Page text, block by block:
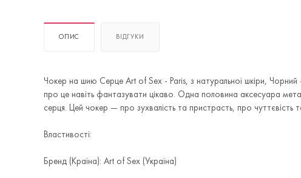
ОПИС ВІДГУКИ
Чокер на шию Серце Art of Sex - Paris, з натуральної шкіри,
про це навіть фантазувати цікаво. Одна половина аксесуара
серця. Цей чокер — про зухвалість та пристрасть, про чуттєвість
Властивості:
Бренд (Країна): Art of Sex (Україна)